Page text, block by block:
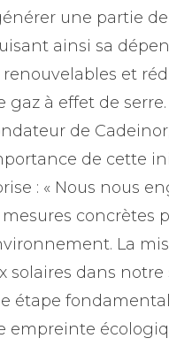
une partie
ainsi sa
et
gaz à effet de serre.
de
de cette
: « Nous nous
concrètes
La
solaires dans notre
étape
empreinte